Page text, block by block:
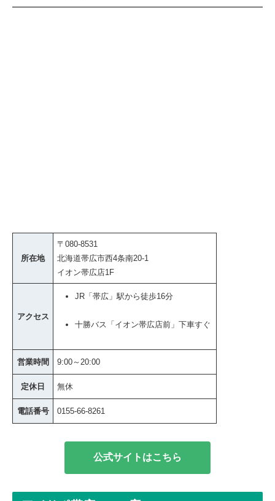
所在地
〒080-8531
北海道帯広市西4条南20-1
イオン帯広店1F
アクセス
JR「帯広」駅から徒歩16分
十勝バス「イオン帯広店前」下車すぐ
営業時間 9:00～20:00
定休日 無休
電話番号 0155-66-8261
公式サイトはこちら